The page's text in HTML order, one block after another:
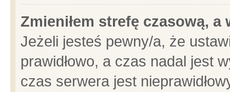
Zmieniłem strefę czasową,
Jeżeli jesteś pewny/a, że
prawidłowo, a czas nadal jest
czas serwera jest